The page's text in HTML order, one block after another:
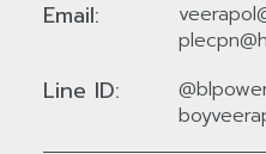
Email:
Line ID: